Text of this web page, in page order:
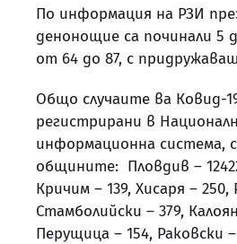
По информация на РЗИ
денонощие са починали 5
от 64 до 87, с
Общо случаите ва Ковид-
регистрирани в
информационна система,
общините: Пловдив –
Кричим – 139, Хисаря – 250,
Стамболийски – 379,
Перущица – 154, Раковски